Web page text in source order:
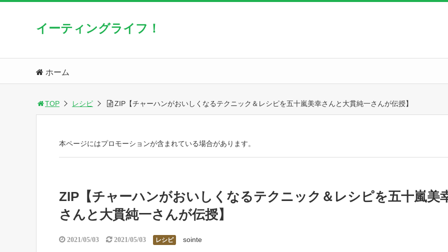
イーティングライフ！
ホーム
TOP レシピ ZIP【チャーハンがおいしくなるテクニック＆レシピを五十嵐美幸さんと大貫純一さんが伝授】
本ページにはプロモーションが含まれている場合があります。
ZIP【チャーハンがおいしくなるテクニック＆レシピを五十嵐美
さんと大貫純一さんが伝授】
2021/05/03 2021/05/03 レシピ sointe